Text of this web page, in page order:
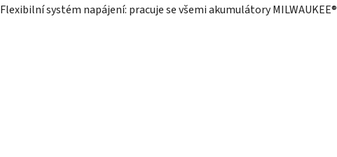
Flexibilní systém napájení: pracuje se všemi akumulátory MILWAUKEE®